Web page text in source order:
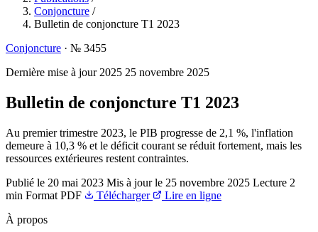
Conjoncture /
Bulletin de conjoncture T1 2023
Conjoncture · № 3455
Dernière mise à jour 2025 25 novembre 2025
Bulletin de conjoncture T1 2023
Au premier trimestre 2023, le PIB progresse de 2,1 %, l'inflation
demeure à 10,3 % et le déficit courant se réduit fortement, mais les
ressources extérieures restent contraintes.
Publié le 20 mai 2023 Mis à jour le 25 novembre 2025 Lecture 2
min Format PDF Télécharger
Lire en ligne
À propos